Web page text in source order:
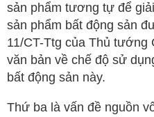
sản phẩm tương tự để
sản phẩm bất động sản
11/CT-Ttg của Thủ tướng
văn bản về chế độ sử
bất động sản này.
Thứ ba là vấn đề nguồn